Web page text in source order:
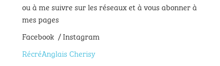
ou à me suivre sur les réseaux et à vous abonner à
mes pages
Facebook / Instagram
RécréAnglais Cherisy